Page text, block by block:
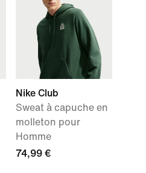
Nike Club
Sweat à capuche en
molleton pour
Homme
74,99 €